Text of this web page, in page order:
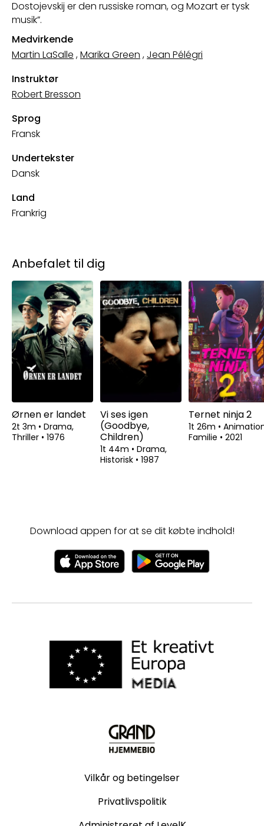
Dostojevskij er den russiske roman, og Mozart er tysk
musik”.
Medvirkende
Martin LaSalle ,Marika Green , Jean Pélégri
Instruktør
Robert Bresson
Sprog
Fransk
Undertekster
Dansk
Land
Frankrig
Anbefalet til dig
Ørnen er landet
2t 3m • Drama,
Thriller • 1976
Vi ses igen
(Goodbye,
Children)
1t 44m • Drama,
Historisk • 1987
Ternet ninja 2
1t 26m •
Familie • 2021
Download appen for at se dit købte indhold!
Vilkår og betingelser
Privatlivspolitik